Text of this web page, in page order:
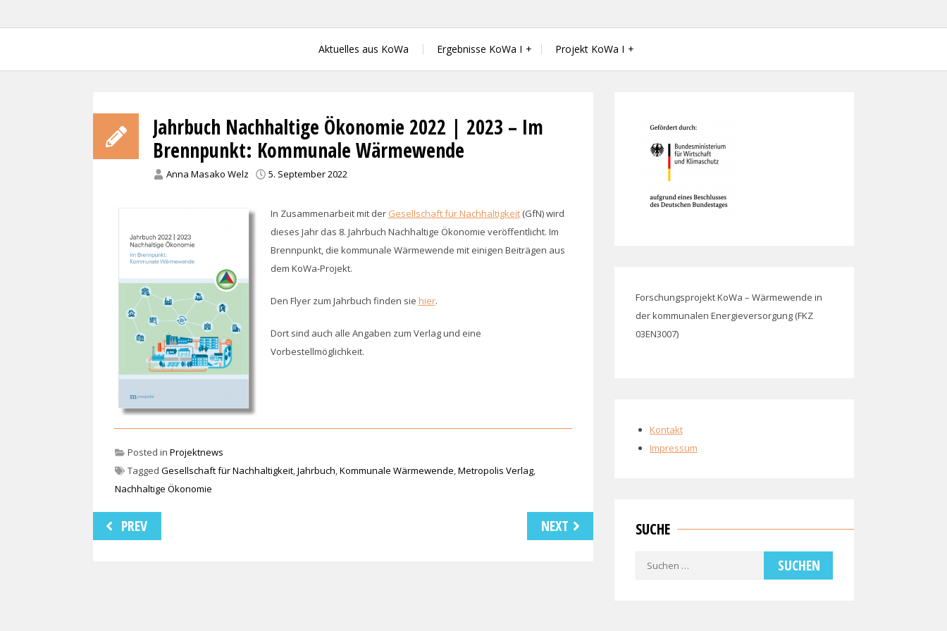
Aktuelles aus KoWa Ergebnisse KoWa I Projekt KoWa I
Jahrbuch Nachhaltige Ökonomie 2022 | 2023 – Im
Brennpunkt: Kommunale Wärmewende
Anna Masako Welz 5. September 2022
In Zusammenarbeit mit der Gesellschaft für Nachhaltigkeit(GfN) wird
dieses Jahr das 8. Jahrbuch Nachhaltige Ökonomie veröffentlicht. Im
Brennpunkt, die kommunale Wärmewende mit einigen Beiträgen aus
dem KoWa-Projekt.
Den Flyer zum Jahrbuch finden sie hier.
Dort sind auch alle Angaben zum Verlag und eine
Vorbestellmöglichkeit.
Posted in Projektnews
Tagged Gesellschaft für Nachhaltigkeit,Jahrbuch,Kommunale Wärmewende,Metropolis Verlag,
Nachhaltige Ökonomie
Beitragsnavigation
PREV NEXT
Forschungsprojekt KoWa – Wärmewende in
der kommunalen Energieversorgung (FKZ
03EN3007)
Kontakt
Impressum
SUCHE
Suchen